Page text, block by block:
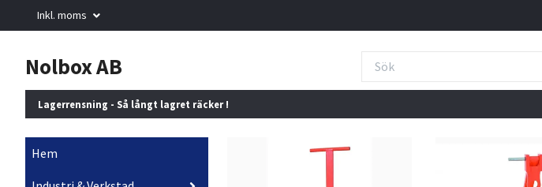
Inkl. moms
Nolbox AB
Lagerrensning - Så långt lagret räcker !
Hem